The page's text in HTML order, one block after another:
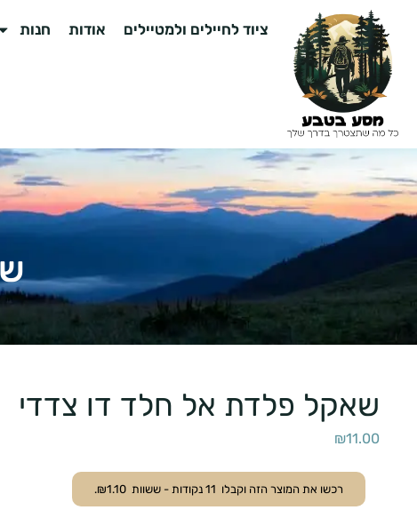
ציוד לחיילים ולמטיילים אודות חנות
שאקל פלדת אל חלד דו צדדי
₪11.00
רכשו את המוצר הזה וקבלו 11 נקודות - ששוות ₪1.10
.